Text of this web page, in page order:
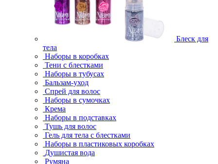
Блеск для
тела
Наборы в коробках
Тени с блестками
Наборы в тубусах
Бальзам-уход
Спрей для волос
Наборы в сумочках
Крема
Наборы в подставках
Тушь для волос
Гель для тела с блестками
Наборы в пластиковых коробках
Душистая вода
Румяна